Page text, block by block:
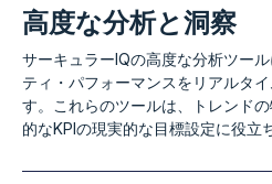
高度な分析と洞察
サーキュラーIQの高度な分析ツー
ティ・パフォーマンスをリアルタ
す。これらのツールは、トレンド
的なKPIの現実的な目標設定に役立